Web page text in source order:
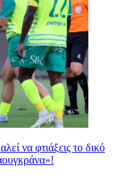
να φτιάξεις το δικό